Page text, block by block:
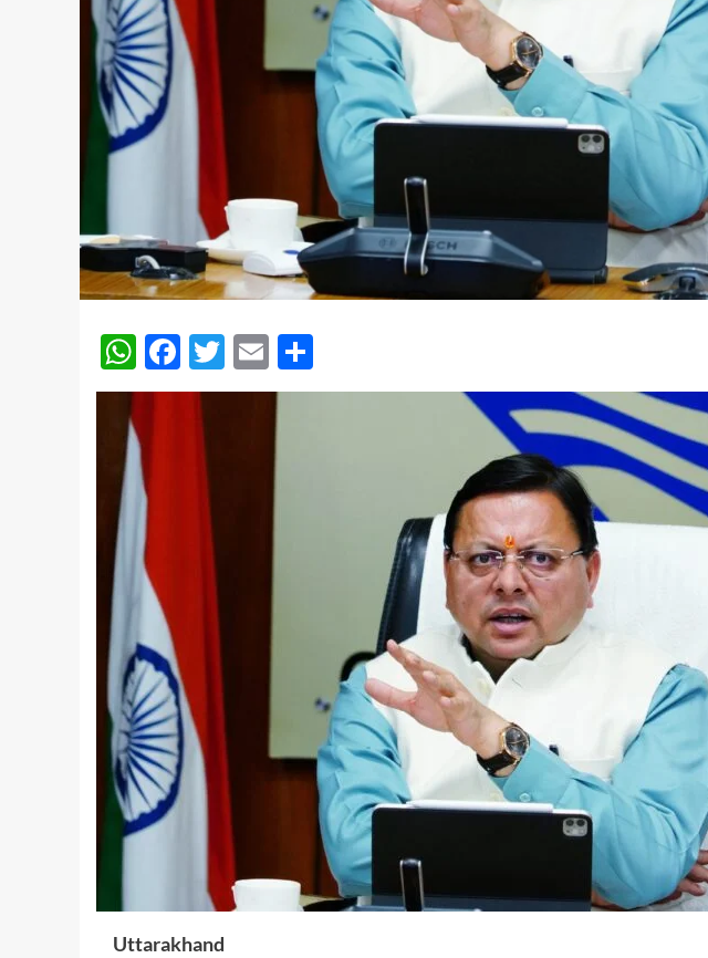
WhatsApp
Facebook
Twitter
Email
Uttarakhand